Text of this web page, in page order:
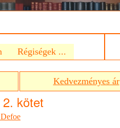
Régiségek ...
Kedvezményes ár
kötet